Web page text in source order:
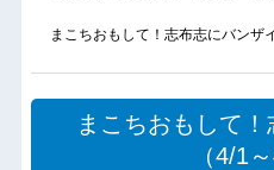
まこちおもして！志布志にバンザ
まこちおもして
（4/1